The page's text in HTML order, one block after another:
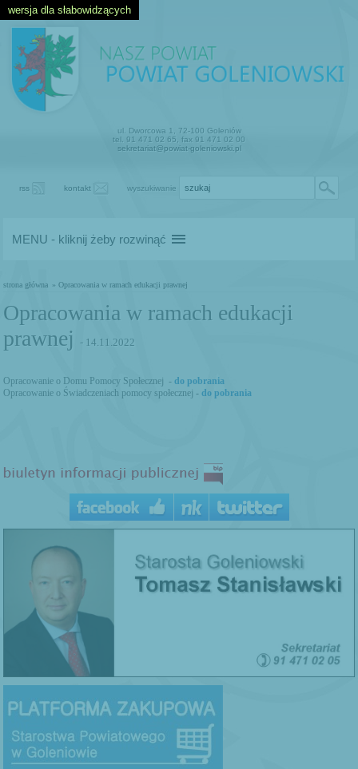
wersja dla słabowidzących
ul. Dworcowa 1, 72-100 Goleniów
tel. 91 471 02 65, fax 91 471 02 00
sekretariat@powiat-goleniowski.pl
rss kontakt wyszukiwanie
MENU - kliknij żeby rozwinąć
strona główna » Opracowania w ramach edukacji prawnej
Opracowania w ramach edukacji
prawnej
- 14.11.2022
Opracowanie o Domu Pomocy Społecznej -do pobrania
Opracowanie o Świadczeniach pomocy społecznej-do pobrania